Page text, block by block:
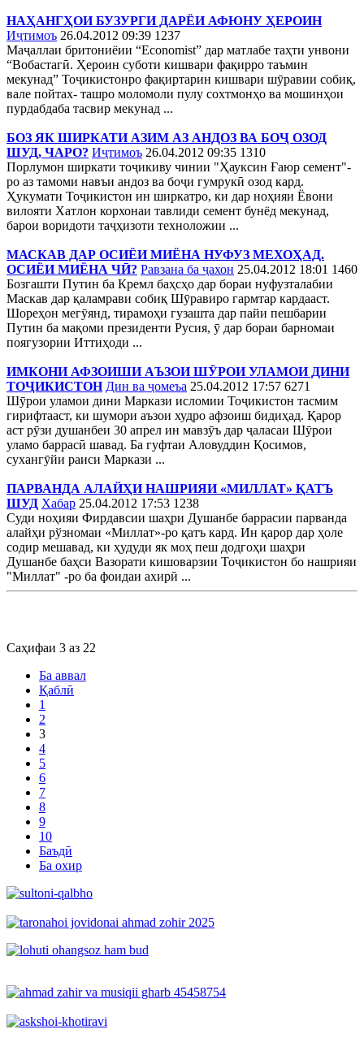
НАҲАНГҲОИ БУЗУРГИ ДАРЁИ АФЮНУ ҲЕРОИН
Иҷтимоъ 26.04.2012 09:39 1237
Маҷаллаи бритониёии “Economist” дар матлабе таҳти унвони
“Вобастагӣ. Ҳероин суботи кишвари фақирро таъмин
мекунад” Тоҷикистонро фақиртарин кишвари шӯравии собиқ,
вале пойтах- ташро моломоли пулу сохтмонҳо ва мошинҳои
пурдабдаба тасвир мекунад ...
БОЗ ЯК ШИРКАТИ АЗИМ АЗ АНДОЗ ВА БОҶ ОЗОД
ШУД, ЧАРО? Иҷтимоъ 26.04.2012 09:35 1310
Порлумон ширкати тоҷикиву чинии "Ҳауксин Ғаюр семент"-
ро аз тамоми навъи андоз ва боҷи гумрукӣ озод кард.
Ҳукумати Тоҷикистон ин ширкатро, ки дар ноҳияи Ёвони
вилояти Хатлон корхонаи тавлиди семент бунёд мекунад,
барои воридоти таҷҳизоти техноложии ...
МАСКАВ ДАР ОСИЁИ МИЁНА НУФУЗ МЕХОҲАД.
ОСИЁИ МИЁНА ЧӢ? Равзана ба ҷахон 25.04.2012 18:01 1460
Бозгашти Путин ба Кремл баҳсҳо дар бораи нуфузталабии
Маскав дар қаламрави собиқ Шӯравиро гармтар кардааст.
Шореҳон мегӯянд, тирамоҳи гузашта дар пайи пешбарии
Путин ба мақоми президенти Русия, ӯ дар бораи барномаи
поягузории Иттиҳоди ...
ИМКОНИ АФЗОИШИ АЪЗОИ ШӮРОИ УЛАМОИ ДИНИ
ТОҶИКИСТОН Дин ва ҷомеъа 25.04.2012 17:57 6271
Шӯрои уламои дини Маркази исломии Тоҷикистон тасмим
гирифтааст, ки шумори аъзои худро афзоиш бидиҳад. Қарор
аст рӯзи душанбеи 30 апрел ин мавзӯъ дар ҷаласаи Шӯрои
уламо баррасӣ шавад. Ба гуфтаи Аловуддин Қосимов,
сухангӯйи раиси Маркази ...
ПАРВАНДА АЛАЙҲИ НАШРИЯИ «МИЛЛАТ» ҚАТЪ
ШУД Хабар 25.04.2012 17:53 1238
Суди ноҳияи Фирдавсии шаҳри Душанбе баррасии парванда
алайҳи рўзномаи «Миллат»-ро қатъ кард. Ин қарор дар ҳоле
содир мешавад, ки ҳудуди як моҳ пеш додгоҳи шаҳри
Душанбе баҳси Вазорати кишоварзии Тоҷикистон бо нашрияи
"Миллат" -ро ба фоидаи ахирӣ ...
Саҳифаи 3 аз 22
Ба аввал
Қаблӣ
1
2
3
4
5
6
7
8
9
10
Баъдӣ
Ба охир